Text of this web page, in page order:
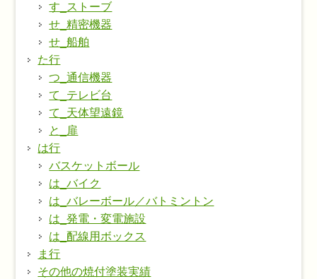
す_ストーブ
せ_精密機器
せ_船舶
た行
つ_通信機器
て_テレビ台
て_天体望遠鏡
と_扉
は行
バスケットボール
は_バイク
は_バレーボール／バトミントン
は_発電・変電施設
は_配線用ボックス
ま行
その他の焼付塗装実績